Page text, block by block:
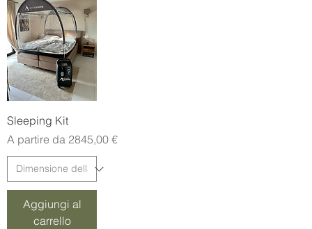
Sleeping Kit
A partire da 2845,00 €
Prezzo scontato
Aggiungi al
carrello